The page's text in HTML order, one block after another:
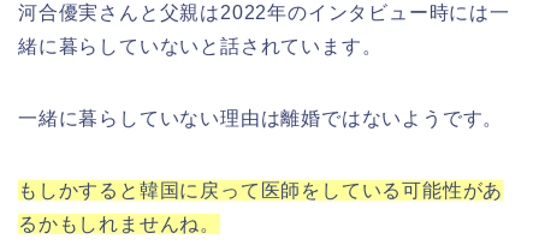
河合優実さんと父親は2022年のインタビュー時には一
緒に暮らしていないと話されています。
一緒に暮らしていない理由は離婚ではないようです。
もしかすると韓国に戻って医師をしている可能性があ
るかもしれませんね。